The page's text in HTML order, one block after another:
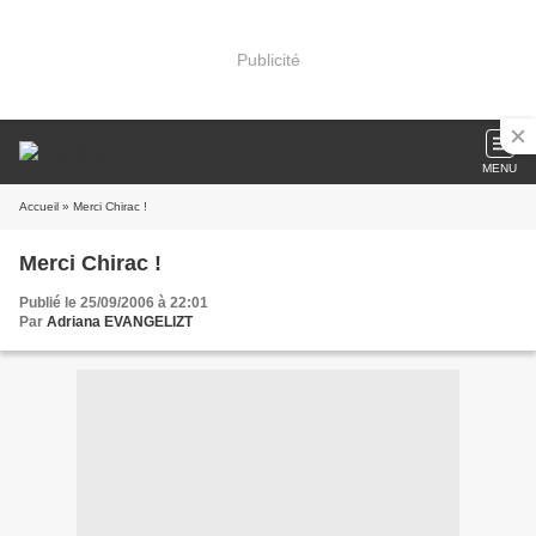
Publicité
MENU
Accueil » Merci Chirac !
Merci Chirac !
Publié le 25/09/2006 à 22:01
Par Adriana EVANGELIZT